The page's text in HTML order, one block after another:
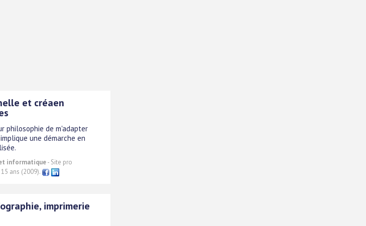
et créaen
philosophie de m'adapter
une démarche en
informatique- Site pro
ans (2009).
imprimerie